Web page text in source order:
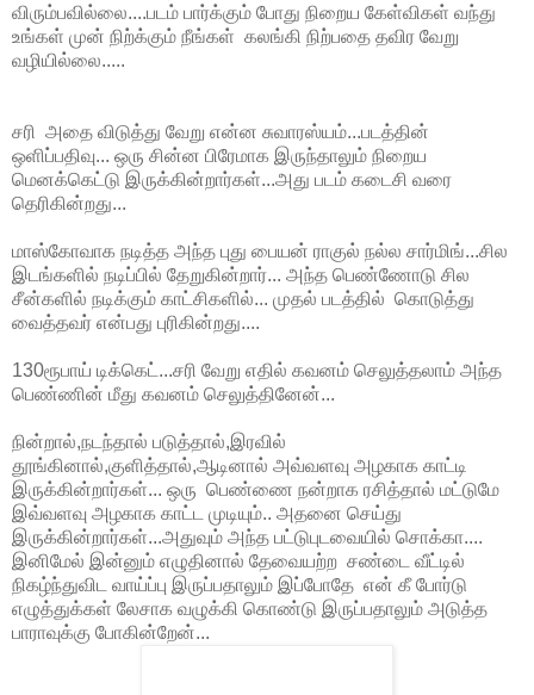
விரும்பவில்லை....படம் பார்க்கும் போது நிறைய கேள்விகள் வந்து
உங்கள் முன் நிற்க்கும் நீங்கள் கலங்கி நிற்பதை தவிர வேறு
வழியில்லை.....
சரி அதை விடுத்து வேறு என்ன சுவாரஸ்யம்...படத்தின்
ஒளிப்பதிவு... ஒரு சின்ன பிரேமாக இருந்தாலும் நிறைய
மெனக்கெட்டு இருக்கின்றார்கள்...அது படம் கடைசி வரை
தெரிகின்றது...
மாஸ்கோவாக நடித்த அந்த புது பையன் ராகுல் நல்ல சார்மிங்...சில
இடங்களில் நடிப்பில் தேறுகின்றார்... அந்த பெண்ணோடு சில
சீன்களில் நடிக்கும் காட்சிகளில்... முதல் படத்தில் கொடுத்து
வைத்தவர் என்பது புரிகின்றது....
130ரூபாய் டிக்கெட்...சரி வேறு எதில் கவனம் செலுத்தலாம் அந்த
பெண்ணின் மீது கவனம் செலுத்தினேன்...
நின்றால்,நடந்தால் படுத்தால்,இரவில்
தூங்கினால்,குளித்தால்,ஆடினால் அவ்வளவு அழகாக காட்டி
இருக்கின்றார்கள்... ஒரு பெண்ணை நன்றாக ரசித்தால் மட்டுமே
இவ்வளவு அழகாக காட்ட முடியும்.. அதனை செய்து
இருக்கின்றார்கள்...அதுவும் அந்த பட்டுபுடவையில் சொக்கா....
இனிமேல் இன்னும் எழுதினால் தேவையற்ற சண்டை வீட்டில்
நிகழ்ந்துவிட வாய்ப்பு இருப்பதாலும் இப்போதே என் கீ போர்டு
எழுத்துக்கள் லேசாக வழுக்கி கொண்டு இருப்பதாலும் அடுத்த
பாராவுக்கு போகின்றேன்...